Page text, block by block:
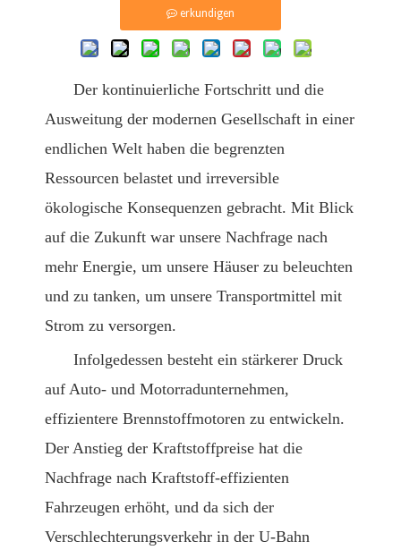
erkundigen
Der kontinuierliche Fortschritt und die
Ausweitung der modernen Gesellschaft in einer
endlichen Welt haben die begrenzten
Ressourcen belastet und irreversible
ökologische Konsequenzen gebracht. Mit Blick
auf die Zukunft war unsere Nachfrage nach
mehr Energie, um unsere Häuser zu beleuchten
und zu tanken, um unsere Transportmittel mit
Strom zu versorgen.
Infolgedessen besteht ein stärkerer Druck
auf Auto- und Motorradunternehmen,
effizientere Brennstoffmotoren zu entwickeln.
Der Anstieg der Kraftstoffpreise hat die
Nachfrage nach Kraftstoff-effizienten
Fahrzeugen erhöht, und da sich der
Verschlechterungsverkehr in der U-Bahn